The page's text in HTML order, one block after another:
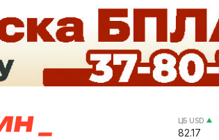
ЦБ USD
82.17